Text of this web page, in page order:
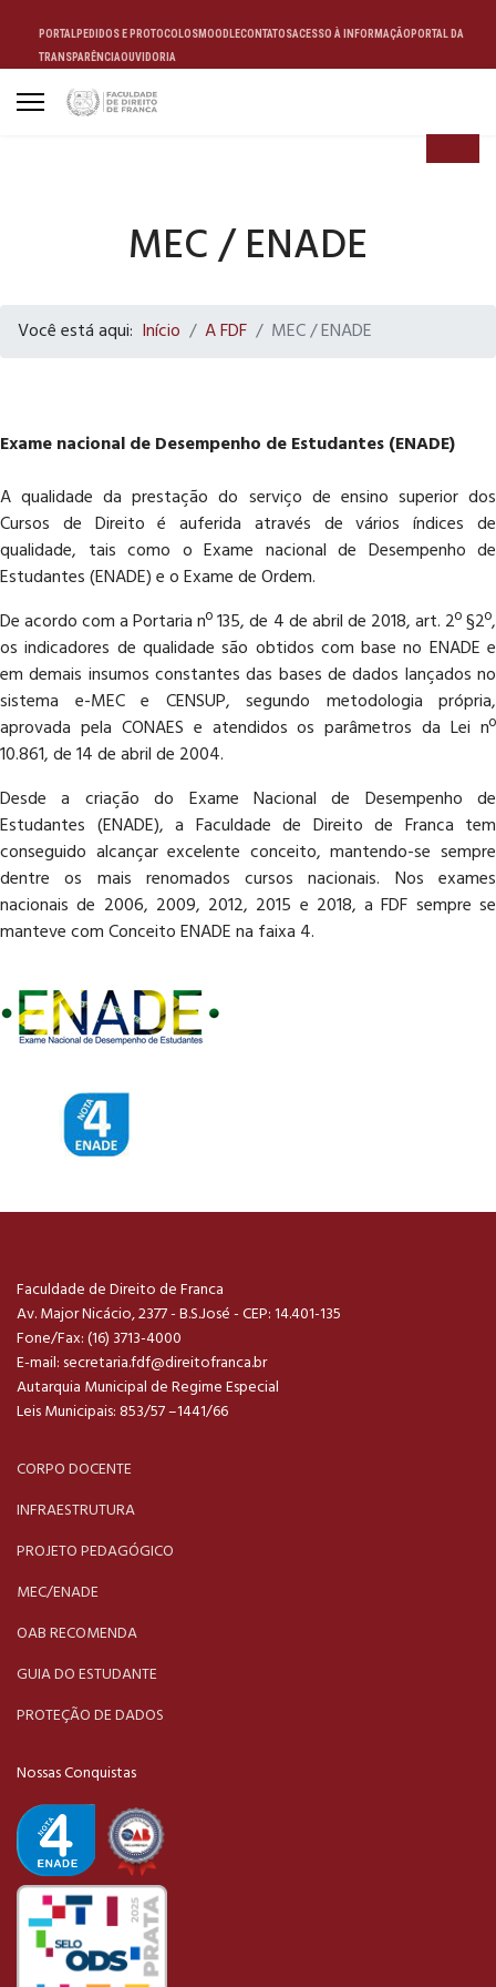
PORTALPEDIDOS E PROTOCOLOSMOODLECONTATOSACESSO À INFORMAÇÃO PORTAL DA
TRANSPARÊNCIAOUVIDORIA
MEC / ENADE
Você está aqui: Início A FDF MEC / ENADE
Exame nacional de Desempenho de Estudantes (ENADE)
A qualidade da prestação do serviço de ensino superior dos
Cursos de Direito é auferida através de vários índices de
qualidade, tais como o Exame nacional de Desempenho de
Estudantes (ENADE) e o Exame de Ordem.
De acordo com a Portaria nº 135, de 4 de abril de 2018, art. 2º §2º,
os indicadores de qualidade são obtidos com base no ENADE e
em demais insumos constantes das bases de dados lançados no
sistema e-MEC e CENSUP, segundo metodologia própria,
aprovada pela CONAES e atendidos os parâmetros da Lei nº
10.861, de 14 de abril de 2004.
Desde a criação do Exame Nacional de Desempenho de
Estudantes (ENADE), a Faculdade de Direito de Franca tem
conseguido alcançar excelente conceito, mantendo-se sempre
dentre os mais renomados cursos nacionais. Nos exames
nacionais de 2006, 2009, 2012, 2015 e 2018, a FDF sempre se
manteve com Conceito ENADE na faixa 4.
Faculdade de Direito de Franca
Av. Major Nicácio, 2377 - B.S.José - CEP: 14.401-135
Fone/Fax: (16) 3713-4000
E-mail: secretaria.fdf@direitofranca.br
Autarquia Municipal de Regime Especial
Leis Municipais: 853/57 –1441/66
CORPO DOCENTE
INFRAESTRUTURA
PROJETO PEDAGÓGICO
MEC/ENADE
OAB RECOMENDA
GUIA DO ESTUDANTE
PROTEÇÃO DE DADOS
Nossas Conquistas